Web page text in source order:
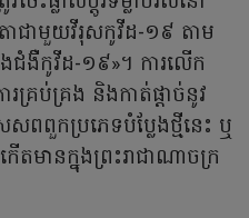
ាជាមួយវីរុសកូវីដ-១៩ តាម
ងជំងឺកូវីដ-១៩»។ ការលើក
គ្រប់គ្រង និងកាត់ផ្តាច់នូវ
ពពួកប្រភេទបំប្លែងថ្មីនេះ ឬ
តមានក្នុងព្រះរាជាណាចក្រ